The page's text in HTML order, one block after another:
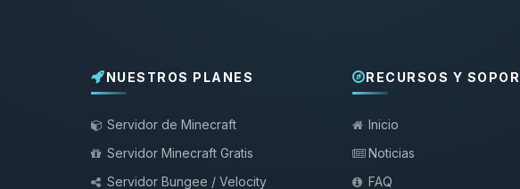
NUESTROS PLANES
Servidor de Minecraft
Servidor Minecraft Gratis
Servidor Bungee / Velocity
RECURSOS Y
Inicio
Noticias
FAQ